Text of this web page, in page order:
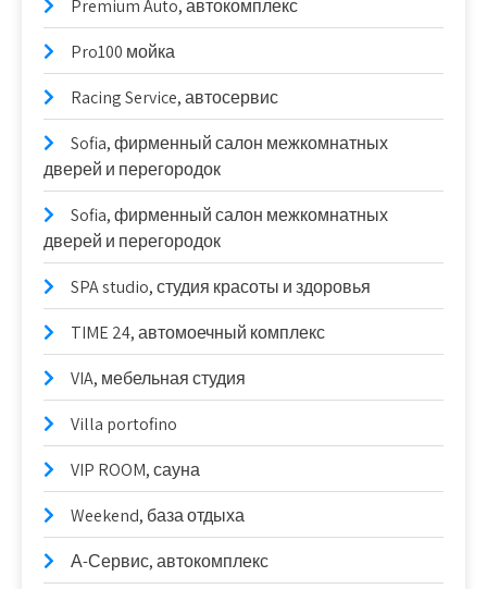
Premium Auto, автокомплекс
Pro100 мойка
Racing Service, автосервис
Sofia, фирменный салон межкомнатных
дверей и перегородок
Sofia, фирменный салон межкомнатных
дверей и перегородок
SPA studio, студия красоты и здоровья
TIME 24, автомоечный комплекс
VIA, мебельная студия
Villa portofino
VIP ROOM, сауна
Weekend, база отдыха
А-Сервис, автокомплекс